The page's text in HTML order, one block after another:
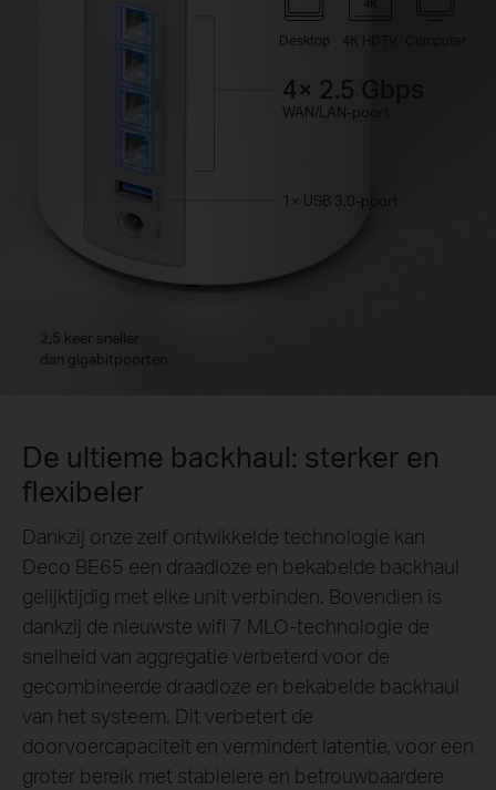
2,5 keer sneller
dan gigabitpoorten
Desktop 4K HDTV
4× 2.5 Gbps
WAN/LAN-poort
1× USB 3.0-poort
De ultieme backhaul: sterker en
flexibeler
Dankzij onze zelf ontwikkelde technologie kan
Deco BE65 een draadloze en bekabelde backhaul
gelijktijdig met elke unit verbinden. Bovendien is
dankzij de nieuwste wifi 7 MLO-technologie de
snelheid van aggregatie verbeterd voor de
gecombineerde draadloze en bekabelde backhaul
van het systeem. Dit verbetert de
doorvoercapaciteit en vermindert latentie, voor een
groter bereik met stabielere en betrouwbaardere